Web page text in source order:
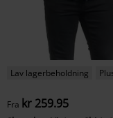
Lav lagerbeholdning
Fra kr 259.95